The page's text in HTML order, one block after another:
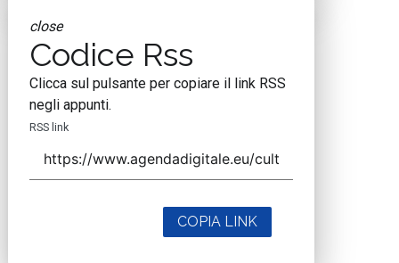
close
Codice Rss
Clicca sul pulsante per copiare il link RSS
negli appunti.
RSS link
COPIA LINK